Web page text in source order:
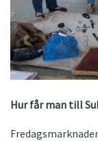
Hur får man till